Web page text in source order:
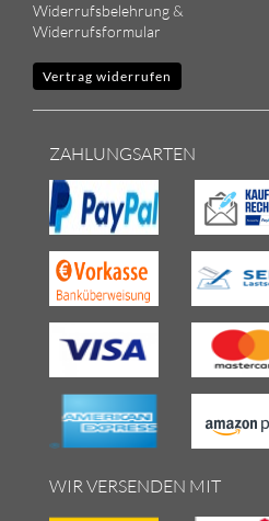
Widerrufsbelehrung &
Widerrufsformular
Vertrag widerrufen
ZAHLUNGSARTEN
WIR VERSENDEN MIT